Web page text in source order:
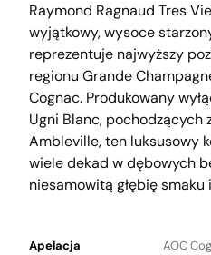
Raymond Ragnaud Tres
wyjątkowy, wysoce
reprezentuje najwyższy
regionu Grande
Cognac. Produkowany
Ugni Blanc, pochodzących
Ambleville, ten luksusowy
wiele dekad w dębowych
niesamowitą głębię smaku
Apelacja
AOC